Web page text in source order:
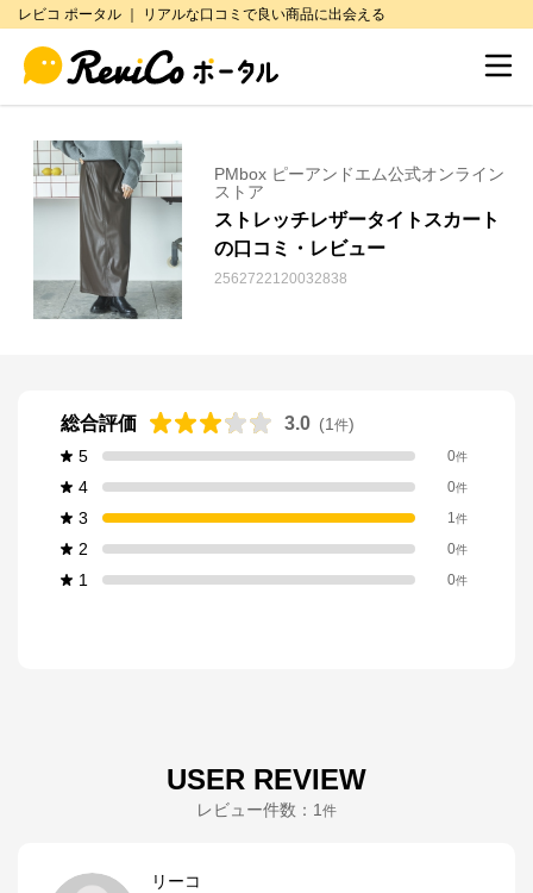
レビコ ポータル ｜ リアルな口コミで良い商品に出会える
PMbox ピーアンドエム公式オンライン
ストア
ストレッチレザータイトスカート
の口コミ・レビュー
2562722120032838
総合評価 3.0 (1 件)
5
0件
4 0件
3 1件
2 0件
1 0件
USER REVIEW
レビュー件数： 1 件
リーコ